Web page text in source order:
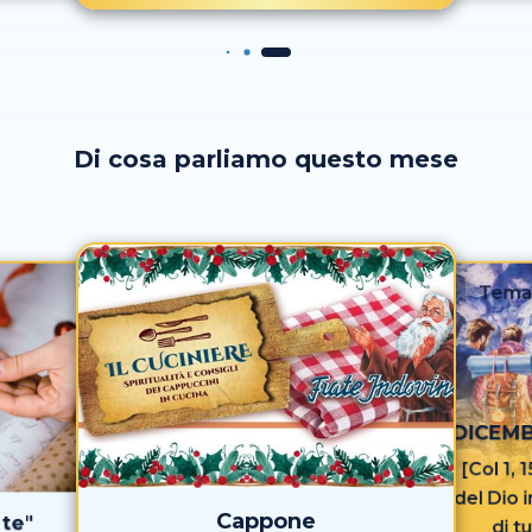
Di cosa parliamo questo mese
Cappone
[Col 1,
del Dio
di